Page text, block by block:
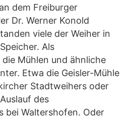
dem Freiburger
Dr. Werner Konold
viele der Weiher in
Als
Mühlen und ähnliche
Etwa die Geisler-Mühle
Stadtweihers oder
des
bei Waltershofen. Oder